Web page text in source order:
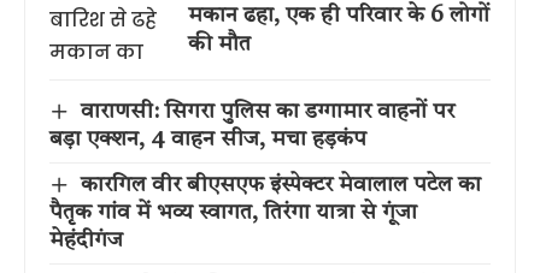
मकान ढहा, एक ही परिवार के 6 लोगों
की मौत
वाराणसी: सिगरा पुलिस का डग्गामार वाहनों पर
बड़ा एक्शन, 4 वाहन सीज, मचा हड़कंप
कारगिल वीर बीएसएफ इंस्पेक्टर मेवालाल पटेल का
पैतृक गांव में भव्य स्वागत, तिरंगा यात्रा से गूंजा
मेहंदीगंज